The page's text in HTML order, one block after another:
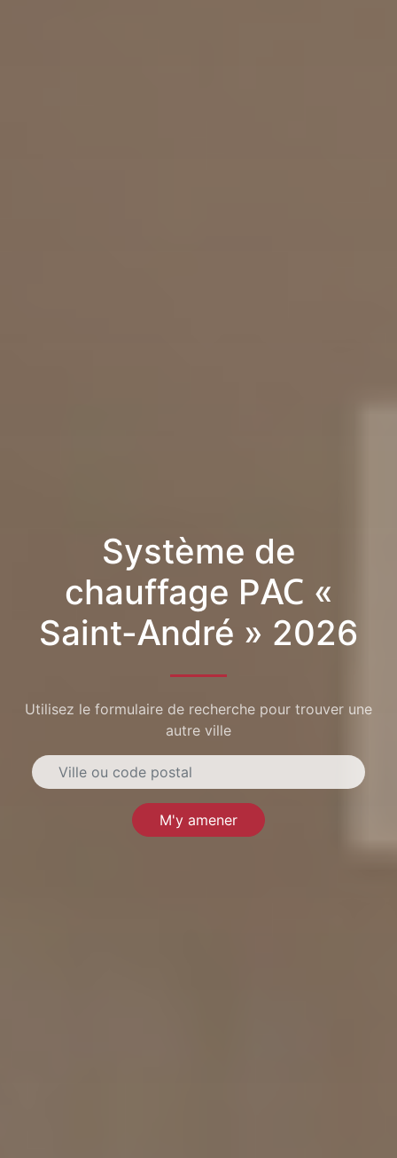
Système de
chauffage PAC «
Saint-André » 2026
Utilisez le formulaire de recherche pour trouver une
autre ville
M'y amener